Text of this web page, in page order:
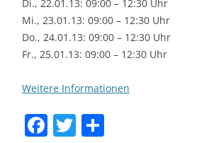
Di., 22.01.13: 09:00 – 12:30 Uhr
Mi., 23.01.13: 09:00 – 12:30 Uhr
Do., 24.01.13: 09:00 – 12:30 Uhr
Fr., 25.01.13: 09:00 – 12:30 Uhr
Weitere Informationen
F T